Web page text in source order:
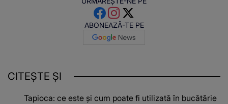
ABONEAZĂ-TE PE
CITEȘTE ȘI
Tapioca: ce este și cum poate fi utilizată în bucătărie